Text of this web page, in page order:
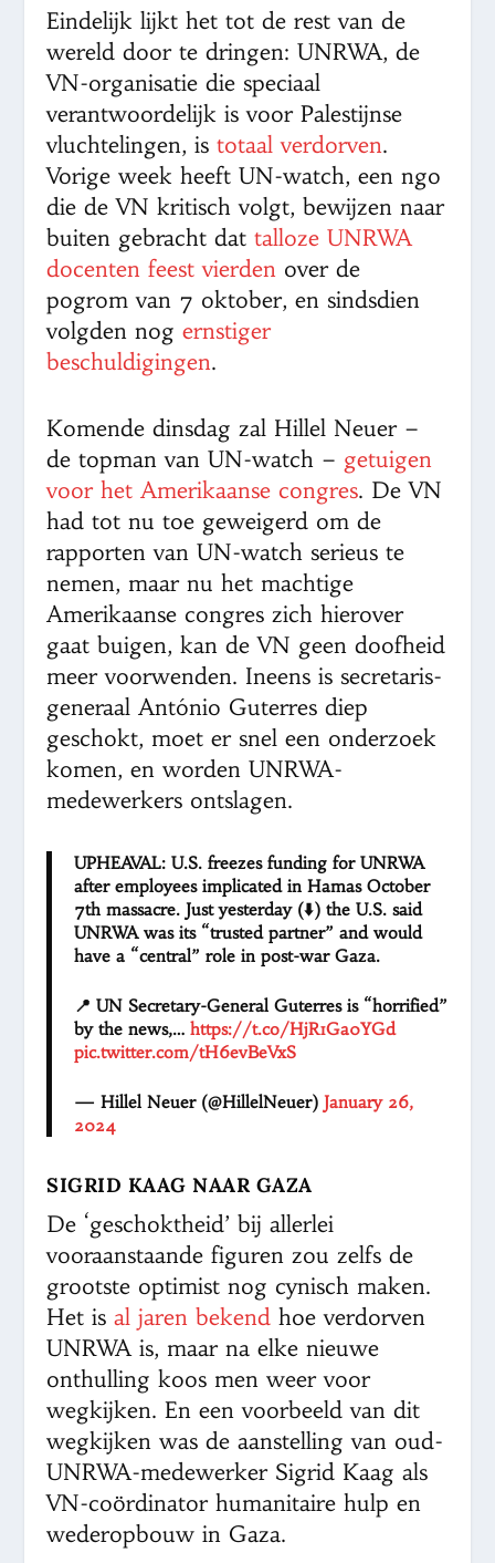
Eindelijk lijkt het tot de rest van de
wereld door te dringen: UNRWA, de
VN-organisatie die speciaal
verantwoordelijk is voor Palestijnse
vluchtelingen, istotaal verdorven.
Vorige week heeft UN-watch, een ngo
die de VN kritisch volgt, bewijzen naar
buiten gebracht dattalloze UNRWA
docenten feest vierden over de
pogrom van 7 oktober, en sindsdien
volgden nogernstiger
beschuldigingen.
Komende dinsdag zal Hillel Neuer –
de topman van UN-watch – getuigen
voor het Amerikaanse congres. De VN
had tot nu toe geweigerd om de
rapporten van UN-watch serieus te
nemen, maar nu het machtige
Amerikaanse congres zich hierover
gaat buigen, kan de VN geen doofheid
meer voorwenden. Ineens is secretaris-
generaal António Guterres diep
geschokt, moet er snel een onderzoek
komen, en worden UNRWA-
medewerkers ontslagen.
UPHEAVAL: U.S. freezes funding for UNRWA
after employees implicated in Hamas October
7th massacre. Just yesterday (⬇️) the U.S. said
UNRWA was its “trusted partner” and would
have a “central” role in post-war Gaza.
📍 UN Secretary-General Guterres is “horrified”
by the news,…https://t.co/HjR1Ga0YGd
pic.twitter.com/tH6evBeVxS
— Hillel Neuer (@HillelNeuer)January 26,
2024
SIGRID KAAG NAAR GAZA
De ‘geschoktheid’ bij allerlei
vooraanstaande figuren zou zelfs de
grootste optimist nog cynisch maken.
Het isal jaren bekend hoe verdorven
UNRWA is, maar na elke nieuwe
onthulling koos men weer voor
wegkijken. En een voorbeeld van dit
wegkijken was de aanstelling van oud-
UNRWA-medewerker Sigrid Kaag als
VN-coördinator humanitaire hulp en
wederopbouw in Gaza.